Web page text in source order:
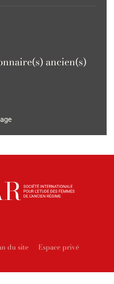
ancien(s)
du site Espace privé